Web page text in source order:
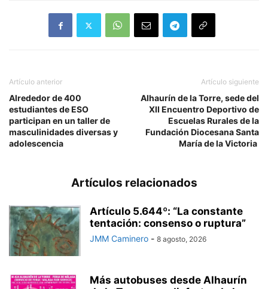
Artículo anterior
Alrededor de 400
estudiantes de ESO
participan en un taller de
masculinidades diversas y
adolescencia
Artículo siguiente
Alhaurín de la Torre, sede del
XII Encuentro Deportivo de
Escuelas Rurales de la
Fundación Diocesana Santa
María de la Victoria
Artículos relacionados
Artículo 5.644º: “La constante
tentación: consenso o ruptura”
JMM Caminero - 8 agosto, 2026
Más autobuses desde Alhaurín